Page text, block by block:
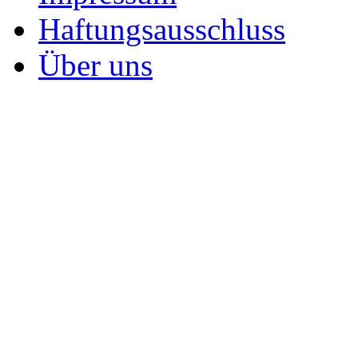
Haftungsausschluss
Über uns